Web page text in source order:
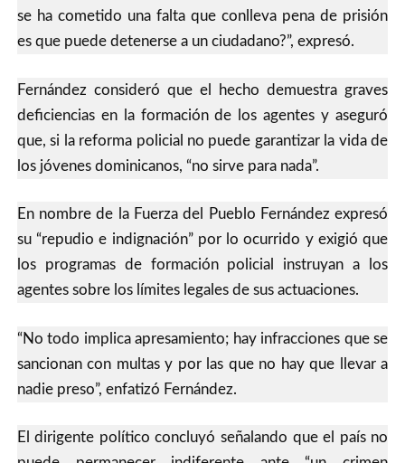
se ha cometido una falta que conlleva pena de prisión
es que puede detenerse a un ciudadano?”, expresó.
Fernández consideró que el hecho demuestra graves
deficiencias en la formación de los agentes y aseguró
que, si la reforma policial no puede garantizar la vida de
los jóvenes dominicanos, “no sirve para nada”.
En nombre de la Fuerza del Pueblo Fernández expresó
su “repudio e indignación” por lo ocurrido y exigió que
los programas de formación policial instruyan a los
agentes sobre los límites legales de sus actuaciones.
“No todo implica apresamiento; hay infracciones que se
sancionan con multas y por las que no hay que llevar a
nadie preso”, enfatizó Fernández.
El dirigente político concluyó señalando que el país no